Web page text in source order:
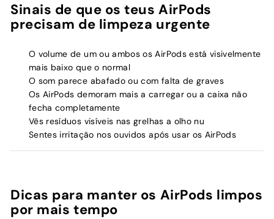
Sinais de que os teus AirPods
precisam de limpeza urgente
O volume de um ou ambos os AirPods está visivelmente
mais baixo que o normal
O som parece abafado ou com falta de graves
Os AirPods demoram mais a carregar ou a caixa não
fecha completamente
Vês resíduos visíveis nas grelhas a olho nu
Sentes irritação nos ouvidos após usar os AirPods
Dicas para manter os AirPods limpos
por mais tempo